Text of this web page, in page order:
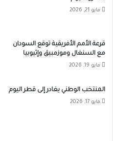
مايو 21, 2026
قرعة الأمم الأفريقية توقع السودان
مع السنغال وموزمبيق وإثيوبيا
مايو 19, 2026
المنتخب الوطني يغادر إلى قطر اليوم
مايو 17, 2026